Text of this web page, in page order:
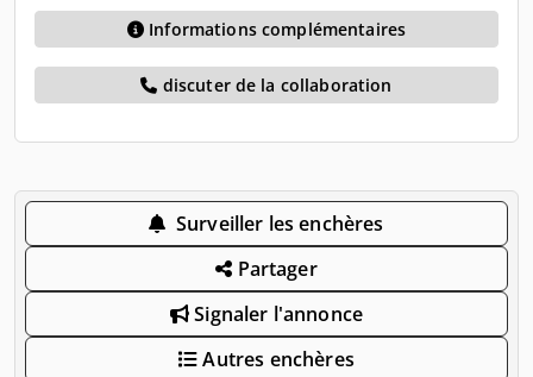
Informations complémentaires
discuter de la collaboration
Surveiller les enchères
Partager
Signaler l'annonce
Autres enchères